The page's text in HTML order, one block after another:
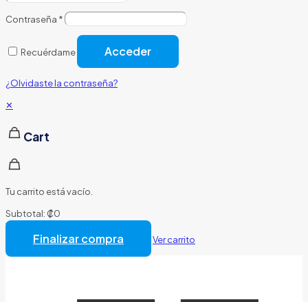
Contraseña *
Recuérdame Acceder
¿Olvidaste la contraseña?
✕
Cart
Tu carrito está vacío.
Subtotal: ₡0
Total:
Finalizar compra Ver carrito